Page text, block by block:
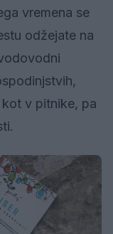
vremena se
odžejate na
v pitnike, pa